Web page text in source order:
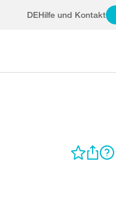
DEHilfe und Kontakt